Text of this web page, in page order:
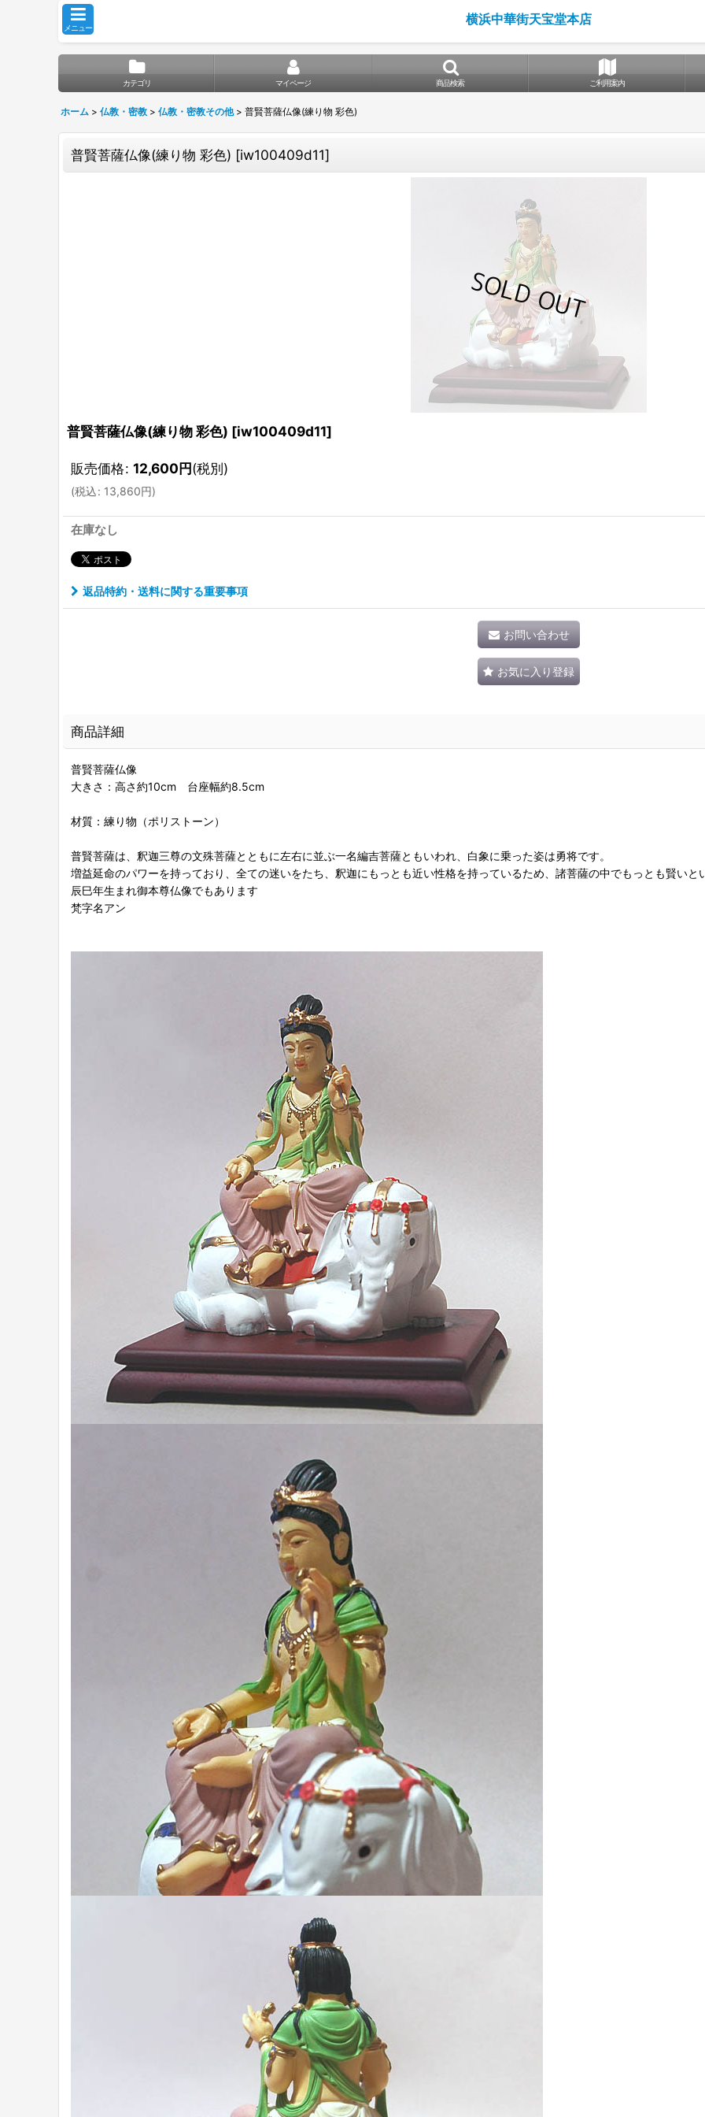
メニュー
横浜中華街天宝堂本店
カテゴリ マイページ 商品検索 ご利用案内
ホーム > 仏教・密教 > 仏教・密教その他 > 普賢菩薩仏像(練り物 彩色)
普賢菩薩仏像(練り物 彩色) [iw100409d11]
普賢菩薩仏像(練り物 彩色) [iw100409d11]
販売価格: 12,600円(税別)
(税込: 13,860円)
在庫なし
返品特約・送料に関する重要事項
お問い合わせ
お気に入り登録
商品詳細
普賢菩薩仏像
大きさ：高さ約10cm 台座幅約8.5cm
材質：練り物（ポリストーン）
普賢菩薩は、釈迦三尊の文殊菩薩とともに左右に並ぶ一名編吉菩薩ともいわれ、白象に乗った姿は勇将です。
増益延命のパワーを持っており、全ての迷いをたち、釈迦にもっとも近い性格を持っているため、諸菩薩の中でもっとも賢いと
辰巳年生まれ御本尊仏像でもあります
梵字名アン